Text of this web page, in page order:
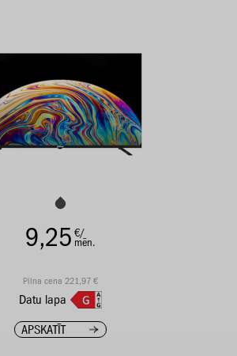
9,25 €/
mēn.
Pilna cena 221,97 €
Datu lapa
APSKATĪT